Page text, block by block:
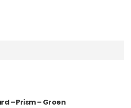
– Prism – Groen